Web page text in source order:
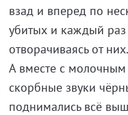
взад и вперед по
убитых и каждый
отворачиваясь от них.
А вместе с
скорбные звуки
поднимались всё